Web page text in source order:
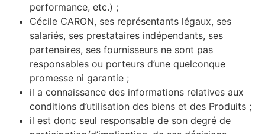
performance, etc.) ;
Cécile CARON, ses représentants légaux, ses
salariés, ses prestataires indépendants, ses
partenaires, ses fournisseurs ne sont pas
responsables ou porteurs d’une quelconque
promesse ni garantie ;
il a connaissance des informations relatives aux
conditions d’utilisation des biens et des Produits ;
il est donc seul responsable de son degré de